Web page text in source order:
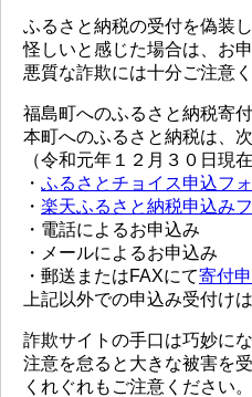
ふるさと納税の受付を偽装
怪しいと感じた場合は、お
悪質な詐欺には十分ご注意く
福島町へのふるさと納税寄
本町へのふるさと納税は、
（令和元年１２月３０日現在
・ ふるさとチョイス申込フ
・ 楽天ふるさと納税申込み
・電話によるお申込み
・メールによるお申込み
・郵送またはFAXにて寄付
上記以外での申込み受付け
詐欺サイトの手口は巧妙に
注意を怠ると大きな被害を
くれぐれもご注意ください。